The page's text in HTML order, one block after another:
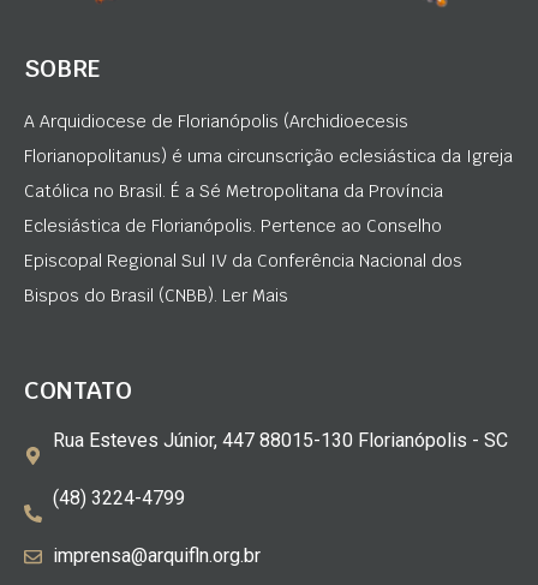
SOBRE
A Arquidiocese de Florianópolis (Archidioecesis
Florianopolitanus) é uma circunscrição eclesiástica da Igreja
Católica no Brasil. É a Sé Metropolitana da Província
Eclesiástica de Florianópolis. Pertence ao Conselho
Episcopal Regional Sul IV da Conferência Nacional dos
Bispos do Brasil (CNBB). Ler Mais
CONTATO
Rua Esteves Júnior, 447 88015-130 Florianópolis - SC
(48) 3224-4799
imprensa@arquifln.org.br